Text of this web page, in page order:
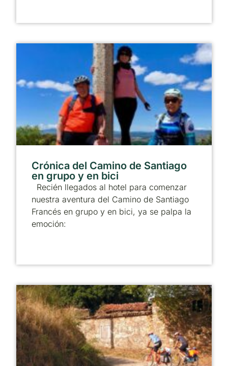
Crónica del Camino de Santiago
en grupo y en bici
Recién llegados al hotel para comenzar
nuestra aventura del Camino de Santiago
Francés en grupo y en bici, ya se palpa la
emoción: